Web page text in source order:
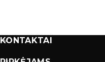
KONTAKTAI